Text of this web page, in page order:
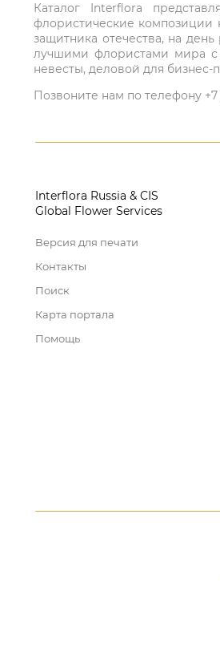
Каталог Interflora
флористические композиции
защитника отечества, на
лучшими флористами мира с
невесты, деловой для
Позвоните нам по телефону
Interflora Russia & CIS
Global Flower Services
Версия для печати
Контакты
Поиск
Карта портала
Помощь